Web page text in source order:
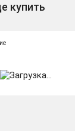
купить